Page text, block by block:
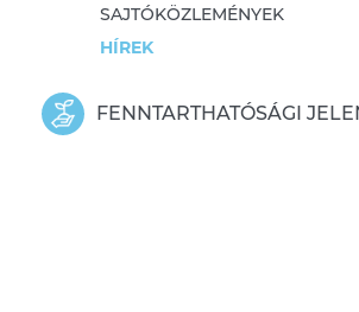
SAJTÓKÖZLEMÉNYEK
HÍREK
FENNTARTHATÓSÁGI